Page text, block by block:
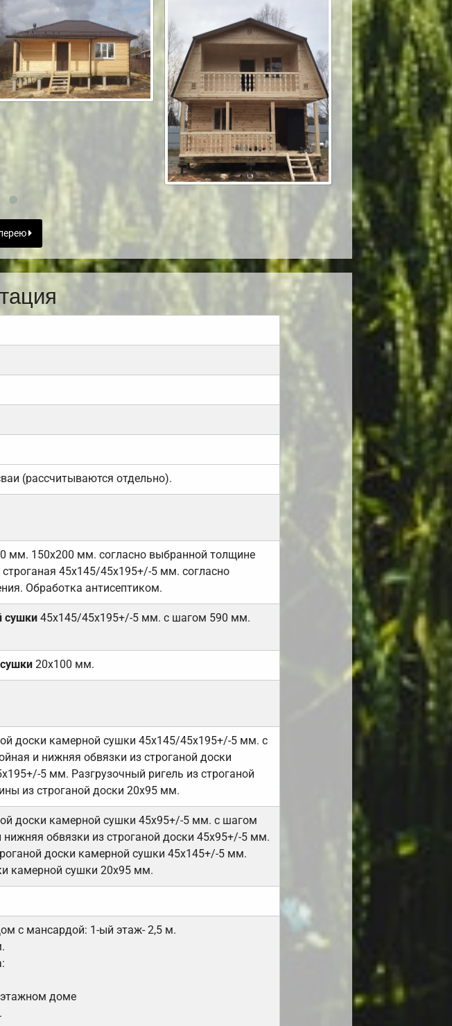
(рассчитываются отдельно).
мм. 150х200 мм. согласно выбранной толщине
45х145/45х195+/-5 мм. согласно
Обработка антисептиком.
сушки 45х145/45х195+/-5 мм. с шагом 590 мм.
20х100 мм.
доски камерной сушки 45х145/45х195+/-5 мм. с
и нижняя обвязки из строганой доски
5 мм. Разгрузочный ригель из строганой
из строганой доски 20х95 мм.
доски камерной сушки 45х95+/-5 мм. с шагом
обвязки из строганой доски 45х95+/-5 мм.
доски камерной сушки 45х145+/-5 мм.
камерной сушки 20х95 мм.
с мансардой: 1-ый этаж- 2,5 м.
доме